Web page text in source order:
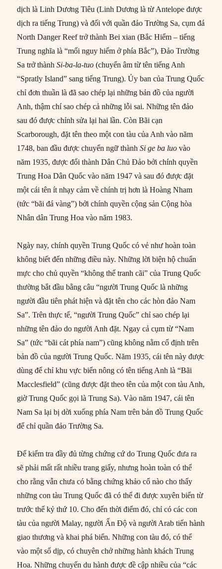
dịch là Linh Dương Tiêu (Linh Dương là từ Antelope được
dịch ra tiếng Trung) và đối với quần đảo Trường Sa, cụm đá
North Danger Reef trở thành Bei xian (Bắc Hiểm – tiếng
Trung nghĩa là “mối nguy hiểm ở phía Bắc”), Đảo Trường
Sa trở thànhSi-ba-la-tuo (chuyển âm từ tên tiếng Anh
“Spratly Island” sang tiếng Trung). Ủy ban của Trung Quốc
chỉ đơn thuần là đã sao chép lại những bản đồ của người
Anh, thậm chí sao chép cả những lỗi sai. Những tên đảo
sau đó được chỉnh sửa lại hai lần. Còn Bãi cạn
Scarborough, đặt tên theo một con tàu của Anh vào năm
1748, ban đầu được chuyển ngữ thànhSi ge ba luo vào
năm 1935, được đổi thành Dân Chủ Đảo bởi chính quyền
Trung Hoa Dân Quốc vào năm 1947 và sau đó được đặt
một cái tên ít nhạy cảm về chính trị hơn là Hoàng Nham
(tức “bãi đá vàng”) bởi chính quyền cộng sản Cộng hòa
Nhân dân Trung Hoa vào năm 1983.
Ngày nay, chính quyền Trung Quốc có vẻ như hoàn toàn
không biết đến những điều này. Những lời biện hộ chuẩn
mực cho chủ quyền “không thể tranh cãi” của Trung Quốc
thường bắt đầu bằng câu “người Trung Quốc là những
người đầu tiên phát hiện và đặt tên cho các hòn đảo Nam
Sa”. Trên thực tế, “người Trung Quốc” chỉ sao chép lại
những tên đảo do người Anh đặt. Ngay cả cụm từ “Nam
Sa” (tức “bãi cát phía nam”) cũng không nằm cố định trên
bản đồ của người Trung Quốc. Năm 1935, cái tên này được
dùng để chỉ khu vực biển nông có tên tiếng Anh là “Bãi
Macclesfield” (cũng được đặt theo tên của một con tàu Anh,
giờ Trung Quốc gọi là Trung Sa). Vào năm 1947, cái tên
Nam Sa lại bị dời xuống phía Nam trên bản đồ Trung Quốc
để chỉ quần đảo Trường Sa.
Để kiểm tra đầy đủ từng chứng cứ do Trung Quốc đưa ra
sẽ phải mất rất nhiều trang giấy, nhưng hoàn toàn có thể
cho rằng vẫn chưa có bằng chứng khảo cổ nào cho thấy
những con tàu Trung Quốc đã có thể đi được xuyên biển từ
trước thế kỷ thứ 10. Cho đến thời điểm đó, chỉ có các con
tàu của người Malay, người Ấn Độ và người Arab tiến hành
giao thương và khai phá biển. Những con tàu đó, có thể
vào một số dịp, có chuyên chở những hành khách Trung
Hoa. Những chuyến du hành được đề cập nhiều của “các